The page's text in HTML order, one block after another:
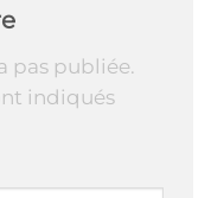
pas publiée.
indiqués